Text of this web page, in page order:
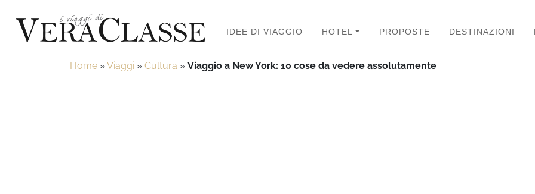
IDEE DI VIAGGIO HOTEL PROPOSTE DESTINAZIONI
Home »Viaggi » Cultura » Viaggio a New York: 10 cose da vedere assolutamente